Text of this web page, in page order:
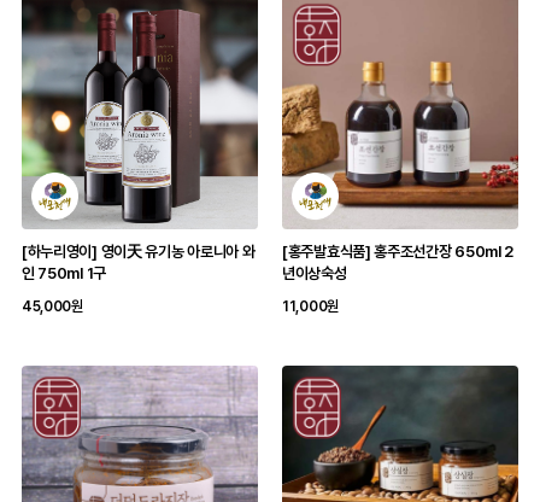
[하누리영이] 영이天 유기농 아로니아 와
인 750ml 1구
45,000원
[홍주발효식품] 홍주조선간장 650ml 2
년이상숙성
11,000원